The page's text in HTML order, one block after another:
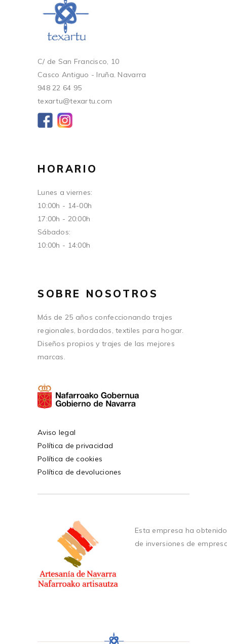
C/ de San Francisco, 10
Casco Antiguo - Iruña. Navarra
948 22 64 95
texartu@texartu.com
HORARIO
Lunes a viernes:
10:00h - 14-00h
17:00h - 20:00h
Sábados:
10:00h - 14:00h
SOBRE NOSOTROS
Más de 25 años confeccionando trajes
regionales, bordados, textiles para hogar.
Diseños propios y trajes de las mejores
marcas.
Aviso legal
Política de privacidad
Política de cookies
Política de devoluciones
Esta empresa ha
de inversiones de